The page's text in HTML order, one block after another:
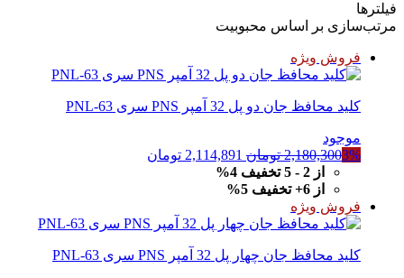
فیلترها
مرتب‌سازی بر اساس محبوبیت
فروش ویژه
کلید محافظ جان دو پل 32 آمپر PNS سری PNL-63
موجود
3%
2,180,300 تومان قیمت
اصلی
2,114,891 تومان
از 2 - 5 تخفیف 4%
از 6+ تخفیف 5%
فروش ویژه
کلید محافظ جان چهار پل 32 آمپر PNS سری PNL-63